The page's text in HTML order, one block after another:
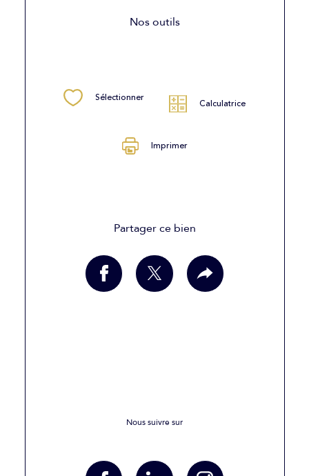
Nos outils
Sélectionner Calculatrice
Imprimer
Partager ce bien
Nous suivre sur